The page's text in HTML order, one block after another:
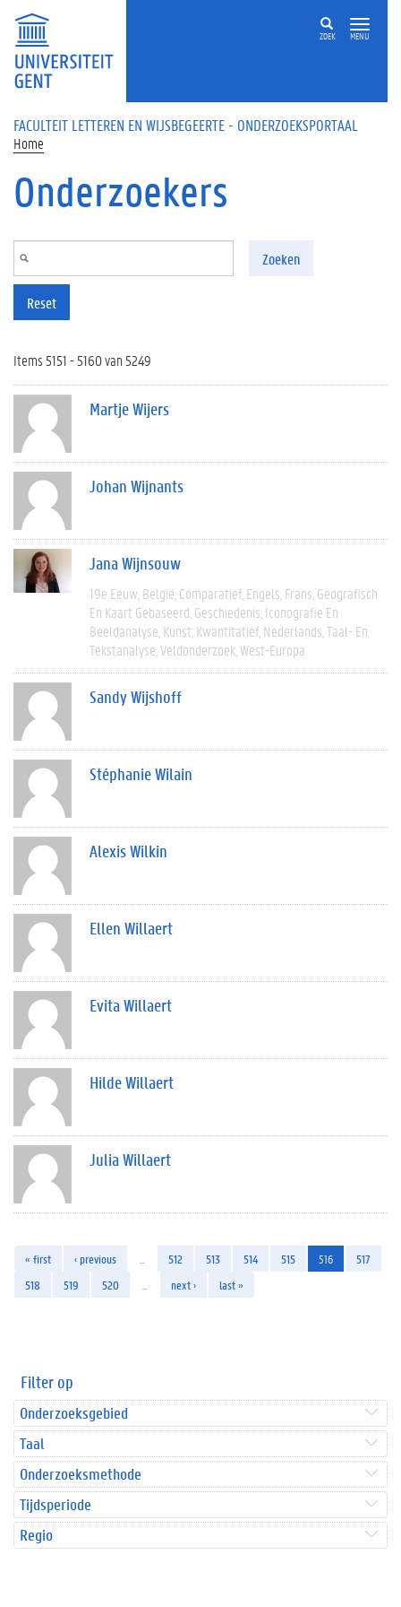
Overslaan en naar de inhoud gaan
ZOEK MENU
FACULTEIT LETTEREN EN WIJSBEGEERTE - ONDERZOEKSPORTAAL
Home
Onderzoekers
Zoeken
Reset
Items 5151 - 5160 van 5249
Martje Wijers
Johan Wijnants
Jana Wijnsouw
19e Eeuw België Comparatief Engels Frans Geografisch
En Kaart Gebaseerd Geschiedenis Iconografie En
Beeldanalyse Kunst Kwantitatief Nederlands Taal- En
Tekstanalyse Veldonderzoek West-Europa
Sandy Wijshoff
Stéphanie Wilain
Alexis Wilkin
Ellen Willaert
Evita Willaert
Hilde Willaert
Julia Willaert
« first ‹ previous 512 513 514 515 516
517
518
519 520 next › last »
Filter op
Onderzoeksgebied
Taal
Onderzoeksmethode
Tijdsperiode
Regio